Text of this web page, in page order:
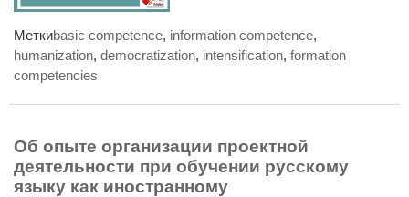
Меткиbasic competence, information competence,
humanization, democratization, intensification, formation
competencies
Об опыте организации проектной
деятельности при обучении русскому
языку как иностранному